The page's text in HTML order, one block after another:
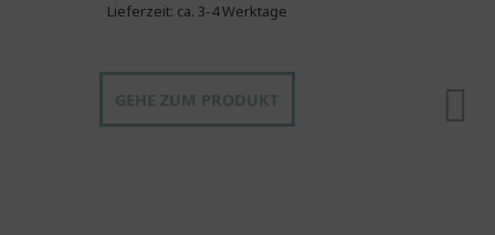
Lieferzeit: ca. 3-4 Werktage
GEHE ZUM PRODUKT